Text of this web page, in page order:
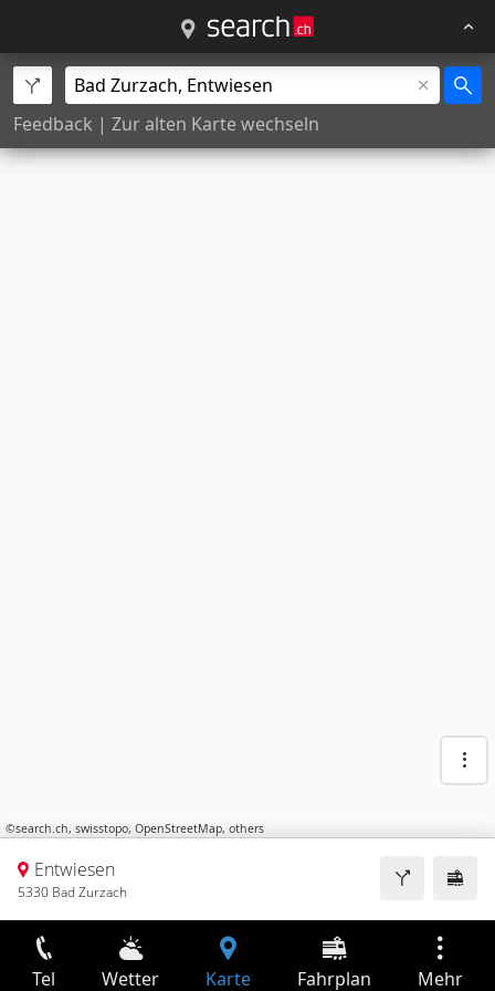
Feedback | Zur alten Karte wechseln
©search.ch, swisstopo, OpenStreetMap, others
Entwiesen
5330 Bad Zurzach
Tel Wetter Karte Fahrplan Mehr